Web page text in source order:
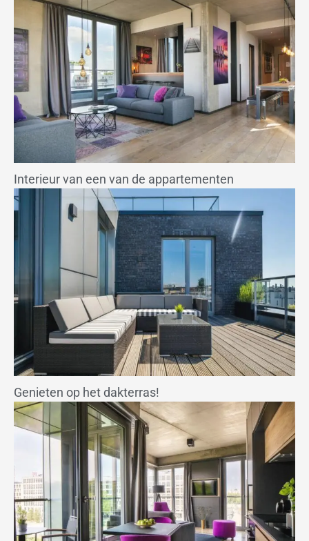
Interieur van een van de appartementen
Genieten op het dakterras!